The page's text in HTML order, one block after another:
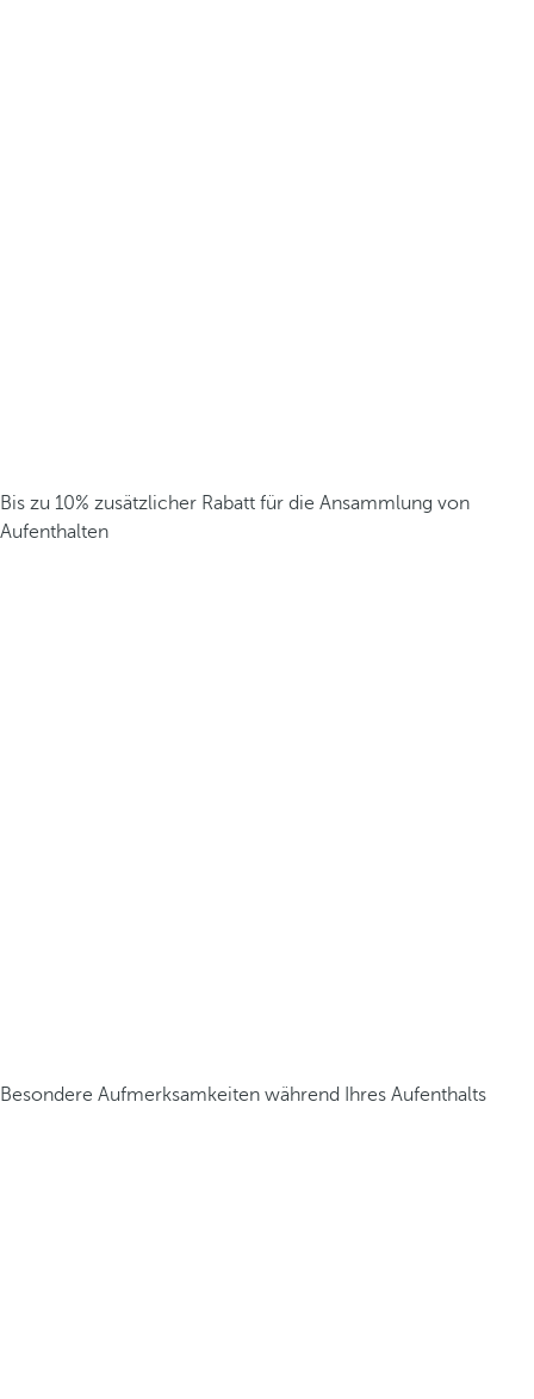
Bis zu 10% zusätzlicher Rabatt für die Ansammlung von
Aufenthalten
Besondere Aufmerksamkeiten während Ihres Aufenthalts